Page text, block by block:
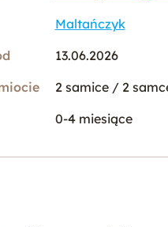
Maltańczyk
13.06.2026
2 samice / 2
0-4 miesiące